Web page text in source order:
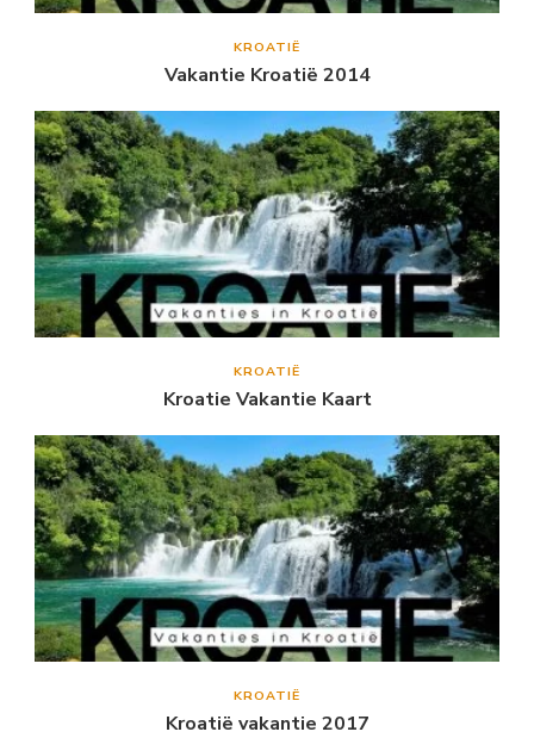
KROATIË
Vakantie Kroatië 2014
KROATIË
Kroatie Vakantie Kaart
KROATIË
Kroatië vakantie 2017